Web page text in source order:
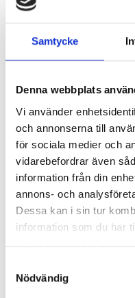
Samtycke
Denna webbplats
Vi använder
och annonserna till
för sociala medier och
vidarebefordrar även
information från din
annons- och
Dessa kan i sin tur
information som du har
Nödvändig
Kan ingå i av
Passar till dörrtjocklek
säkerhetscylinder,
Monteringsskruvar, borr
med lika låsning.
extranycklar? Habo
cylindrar och nycklar,
återförsäljare för